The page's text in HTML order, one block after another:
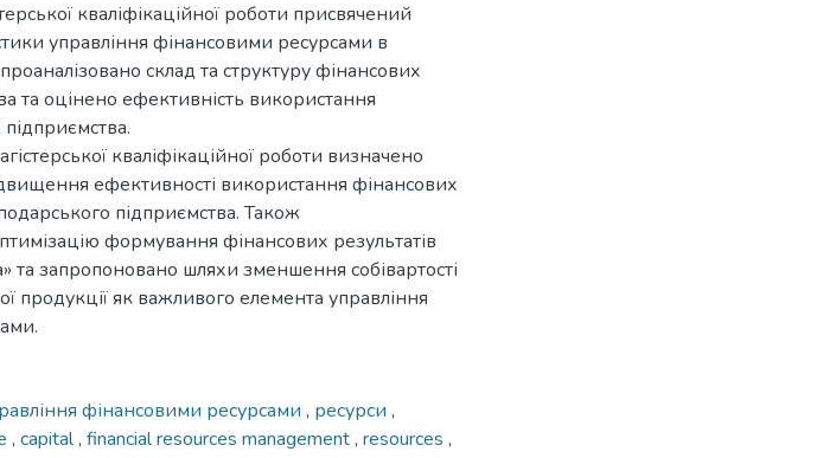
кваліфікаційної роботи присвячений
управління фінансовими ресурсами в
склад та структуру фінансових
та оцінено ефективність використання
кваліфікаційної роботи визначено
ефективності використання фінансових
підприємства. Також
формування фінансових результатів
запропоновано шляхи зменшення собівартості
продукції як важливого елемента управління
фінансовими ресурсами , ресурси ,
, capital, financial resources management, resources ,